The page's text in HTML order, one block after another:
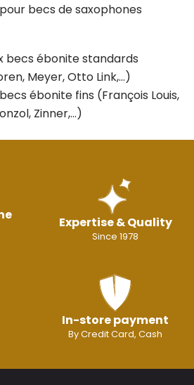
becs de saxophones
becs ébonite standards
Meyer, Otto Link,…)
ébonite fins (François Louis,
Zinner,…)
Expertise & Quality
Since 1978
In-store payment
By Credit Card, Cash